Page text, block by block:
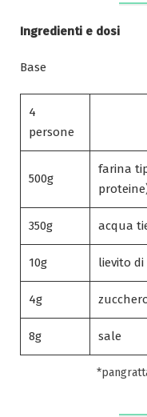
Ingredienti e dosi
Base
4
persone
500g
farina
350g acqua
10g lievito di
4g
8g sale